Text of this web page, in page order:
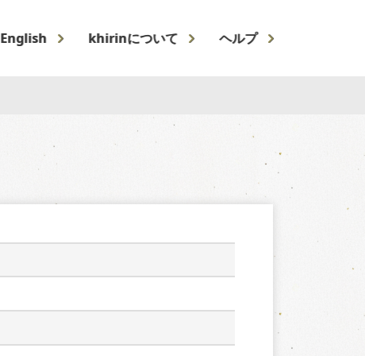
English khirinについて ヘルプ